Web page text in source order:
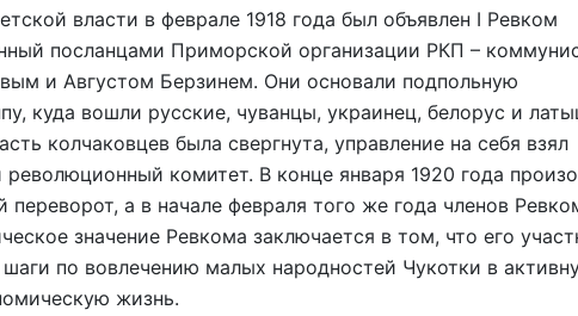
власти в феврале 1918 года был объявлен I Ревком
посланцами Приморской организации РКП –
и Августом Берзинем. Они основали подпольную
куда вошли русские, чуванцы, украинец, белорус и
колчаковцев была свергнута, управление на себя взял
комитет. В конце января 1920 года
а в начале февраля того же года членов
значение Ревкома заключается в том, что его
по вовлечению малых народностей Чукотки в
жизнь.